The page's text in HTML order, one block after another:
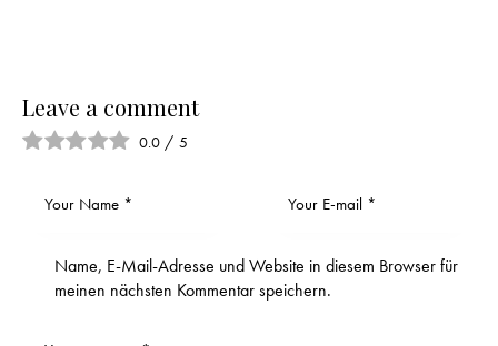
Leave a comment
0.0 / 5
Name, E-Mail-Adresse und Website in diesem Browser für
meinen nächsten Kommentar speichern.